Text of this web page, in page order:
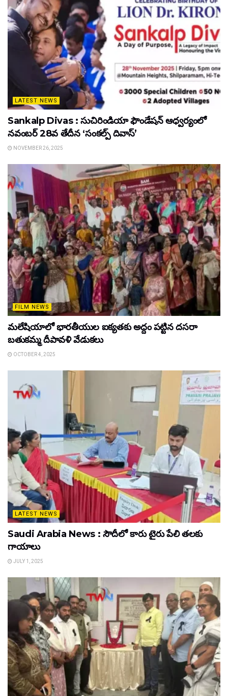
LATEST NEWS
Sankalp Divas : సుచిరిండియా ఫౌండేషన్ ఆధ్వర్యంలో
నవంబర్ 28వ తేదీన ‘సంకల్ప్ దివాస్’
NOVEMBER 26, 2025
FILM NEWS
మలేషియాలో భారతీయుల ఐక్యతకు అద్దం పట్టిన దసరా
బతుకమ్మ దీపావళి వేడుకలు
OCTOBER 4, 2025
LATEST NEWS
Saudi Arabia News : సౌదీలో కారు టైరు పేలి తలకు
గాయాలు
JULY 1, 2025